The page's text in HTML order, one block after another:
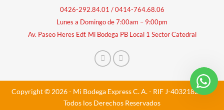
0426-292.84.01 /0414-764.68.06
Lunes a Domingo de 7:00am – 9:00pm
Av. Paseo Heres Edf. Mi Bodega PB Local 1 Sector Catedral
Copyright © 2026 - Mi Bodega Express C. A. - RIF J-40321828-5 -
Todos los Derechos Reservados